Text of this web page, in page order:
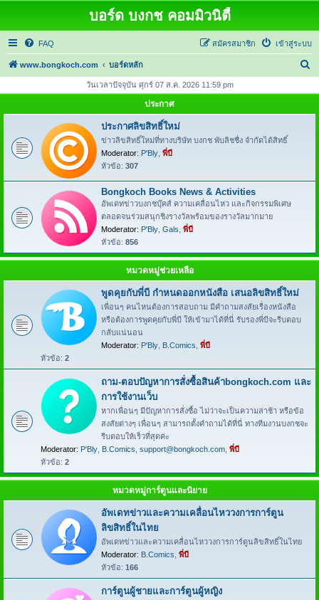
บอร์ด บงกช คอมมิวนิตี้
FAQ เข้าสู่ระบบ
สมัครสมาชิก
www.bongkoch.com บอร์ดหลัก
า
วันเวลาปัจจุบัน ศุกร์ 07 ส.ค. 2026 11:59 pm
ประกาศ
ประกาศลิขสิทธิ์ใหม่
ข่าวลิขสิทธิ์ใหม่ที่ทางบริษัท บงกช พับลิชชื่ง จำกัดได้สิทธิ์
Moderator: P'Bly พี่บี
หัวข้อ: 307
Bongkoch Books News & Activities
อัพเดทข่าวบงกชบุ๊คส์ ความเคลื่อนไหว และกิจกรรมพิเศษ
ตลอดจนร่วมสนุกชิงรางวัลพร้อมของรางวัลมากมาย
Moderator: P'Bly Gals พี่บี
หัวข้อ: 856
หมวดหมู่ช่วยเหลือ
พูดคุยกับพี่บี กำหนดออกหนังสือ เสนอลิขสิทธิ์ใหม่
เพื่อนๆ คนไหนต้องการสอบถาม มีคำถามสงสัยเรื่องหนังสือ
หรือต้องการพูดคุยกับพี่บี ให้เข้ามาได้ที่นี่ รับรองพี่บีจะรีบตอบ
กลับแน่นอน
Moderator: P'Bly B.Comics พี่บี
หัวข้อ: 2
ถาม-ตอบปัญหาการสั่งซื้อสินค้าbongkoch.com และ
การใช้งานเว็บ
หากเพื่อนๆ มีปัญหาการสั่งซื้อ ไม่ว่าจะเป็นความล่าช้า หรือข้อ
สงสัยต่างๆ เพื่อนๆ สามารถตั้งคำถามได้ที่นี่ ทางทีมงานบงกชจะ
รีบตอบให้เร็วที่สุดค่ะ
Moderator: P'Bly B.Comics support@bongkoch.com พี่บี
หัวข้อ: 2
หมวดหมู่การ์ตูนและนิยาย
อัพเดทข่าวและความเคลื่อนไหววงการการ์ตูน
ลิขสิทธิ์ในไทย
อัพเดทข่าวและความเคลื่อนไหววงการการ์ตูนลิขสิทธิ์ในไทย
Moderator: B.Comics พี่บี
หัวข้อ: 166
การ์ตูนผู้ชายและการ์ตูนผู้หญิง